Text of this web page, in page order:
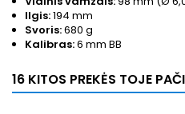
Ilgis:194 mm
Svoris:680 g
Kalibras:6 mm BB
16 KITOS PREKĖS TOJE